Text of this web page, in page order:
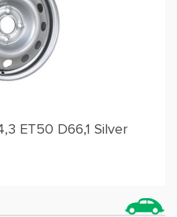
ET50 D66,1 Silver